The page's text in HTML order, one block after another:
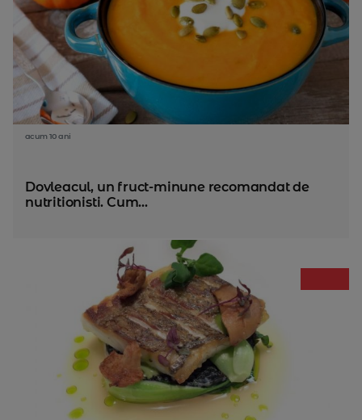
acum 10 ani
Dovleacul, un fruct-minune recomandat de
nutritionisti. Cum...